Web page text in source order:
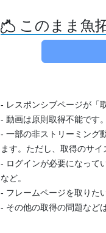
このまま魚
- レスポンシブページが「
- 動画は原則取得不能です。
- 一部の非ストリーミング
ます。ただし、取得のサ
- ログインが必要になって
など。
- フレームページを取りた
- その他の取得の問題など